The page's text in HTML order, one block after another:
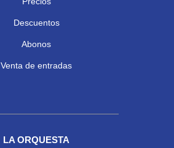
Descuentos
Abonos
Venta de entradas
LA ORQUESTA